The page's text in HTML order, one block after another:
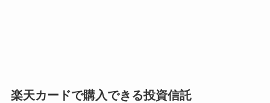
楽天カードで購入できる投資信託